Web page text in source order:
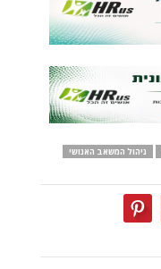
ניהול המשאב האנושי